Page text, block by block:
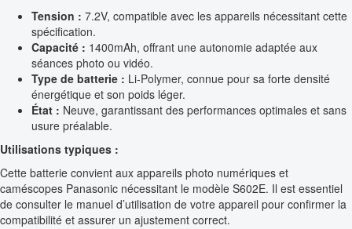
Tension : 7.2V, compatible avec les appareils nécessitant cette
spécification.
Capacité : 1400mAh, offrant une autonomie adaptée aux
séances photo ou vidéo.
Type de batterie : Li-Polymer, connue pour sa forte densité
énergétique et son poids léger.
État : Neuve, garantissant des performances optimales et sans
usure préalable.
Utilisations typiques :
Cette batterie convient aux appareils photo numériques et
caméscopes Panasonic nécessitant le modèle S602E. Il est essentiel
de consulter le manuel d’utilisation de votre appareil pour confirmer la
compatibilité et assurer un ajustement correct.